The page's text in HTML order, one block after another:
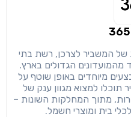
של המשביר לצרכן, רשת בתי
מהמועדונים הגדולים בארץ.
מיוחדים באופן שוטף על
תוכלו למצוא מגוון ענק של
מתוך המחלקות השונות –
בית ומוצרי חשמל.